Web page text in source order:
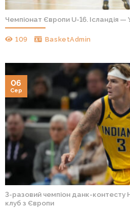
Чемпіонат Європи U-16. Ісландія —
109 BasketAdmin
3-разовий чемпіон данк-контесту
клуб з Європи
06
Сер